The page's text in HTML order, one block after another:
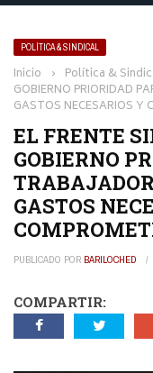
POLÍTICA & SINDICAL
Inicio › Política &
GOBIERNO PRIORIDAD
GASTOS NECESARIOS Y
EL FRENTE
GOBIERNO
GASTOS
PUBLICADO POR BARILOCHED
COMPARTIR: